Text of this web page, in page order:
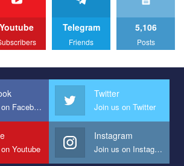
to press "Like" below the video.
ролик от команды "Гей-альянс
развития организации.
нас и помочь нам реализовать
с насилием и дискриминацией на почве
сделать - это зайти на наш канал YouTube
лайк под видео.
Youtube Telegram
Friends
5,106
Posts
Join us on Facebook
Twitter
Join us on Twitter
Youtube
Instagram
Join us on Instagram